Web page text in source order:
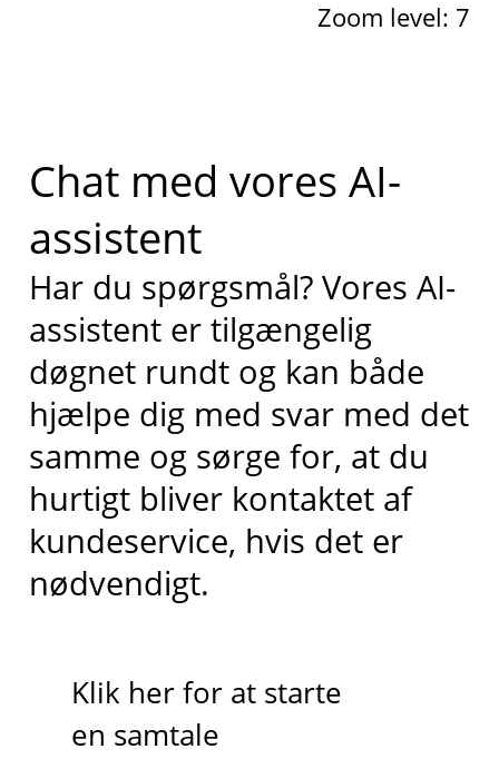
Zoom level: 7
Chat med vores AI-
assistent
Har du spørgsmål? Vores AI-
assistent er tilgængelig
døgnet rundt og kan både
hjælpe dig med svar med det
samme og sørge for, at du
hurtigt bliver kontaktet af
kundeservice, hvis det er
nødvendigt.
Klik her for at starte
en samtale